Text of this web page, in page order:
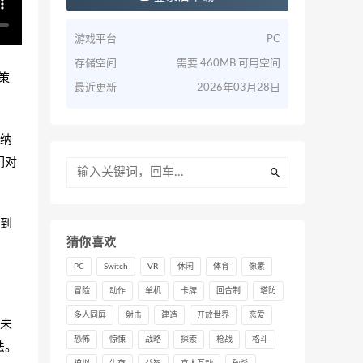
对
游戏平台 PC
存储空间 需要 460MB 可用空间
最近更新 2026年03月28日
猜你喜欢
PC Switch VR 休闲 体育 像素
冒险 动作 单机 卡牌 回合制 塔防
多人同屏 射击 建造 开放世界 恋爱
恐怖 惊悚 战略 探索 枪战 格斗